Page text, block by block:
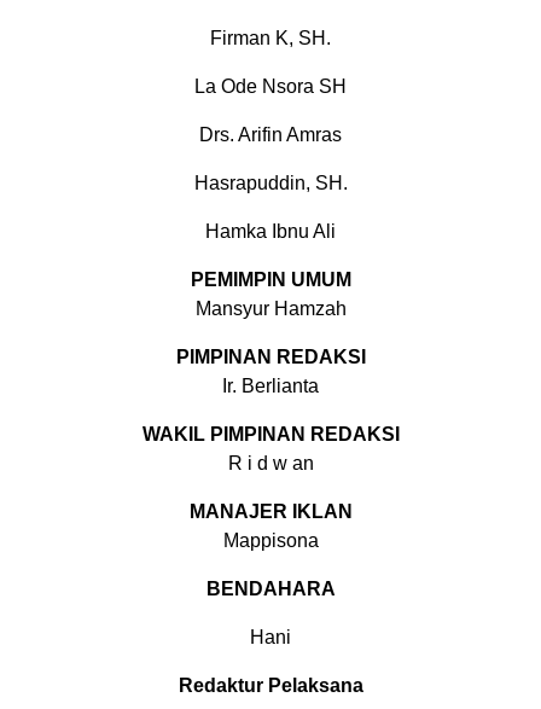
Firman K, SH.
La Ode Nsora SH
Drs. Arifin Amras
Hasrapuddin, SH.
Hamka Ibnu Ali
PEMIMPIN UMUM
Mansyur Hamzah
PIMPINAN REDAKSI
Ir. Berlianta
WAKIL PIMPINAN REDAKSI
R i d w an
MANAJER IKLAN
Mappisona
BENDAHARA
Hani
Redaktur Pelaksana